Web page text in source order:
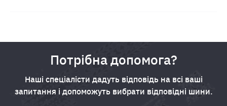
Потрібна допомога?
Наші спеціалісти дадуть відповідь на всі ваші
запитання і допоможуть вибрати відповідні шини.